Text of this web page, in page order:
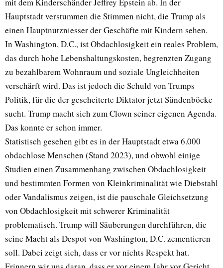
mit dem Kinderschänder Jeffrey Epstein ab. In der
Hauptstadt verstummen die Stimmen nicht, die Trump als
einen Hauptnutzniesser der Geschäfte mit Kindern sehen.
In Washington, D.C., ist Obdachlosigkeit ein reales Problem,
das durch hohe Lebenshaltungskosten, begrenzten Zugang
zu bezahlbarem Wohnraum und soziale Ungleichheiten
verschärft wird. Das ist jedoch die Schuld von Trumps
Politik, für die der gescheiterte Diktator jetzt Sündenböcke
sucht. Trump macht sich zum Clown seiner eigenen Agenda.
Das konnte er schon immer.
Statistisch gesehen gibt es in der Hauptstadt etwa 6.000
obdachlose Menschen (Stand 2023), und obwohl einige
Studien einen Zusammenhang zwischen Obdachlosigkeit
und bestimmten Formen von Kleinkriminalität wie Diebstahl
oder Vandalismus zeigen, ist die pauschale Gleichsetzung
von Obdachlosigkeit mit schwerer Kriminalität
problematisch. Trump will Säuberungen durchführen, die
seine Macht als Despot von Washington, D.C. zementieren
soll. Dabei zeigt sich, dass er vor nichts Respekt hat.